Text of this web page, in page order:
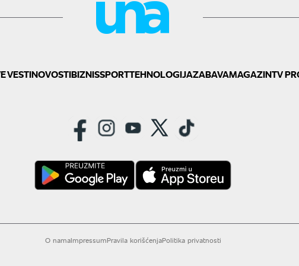
VESTINOVOSTIBIZNISSPORTTEHNOLOGIJAZABAVAMAGAZINTV
O namaImpressumPravila korišćenjaPolitika privatnosti